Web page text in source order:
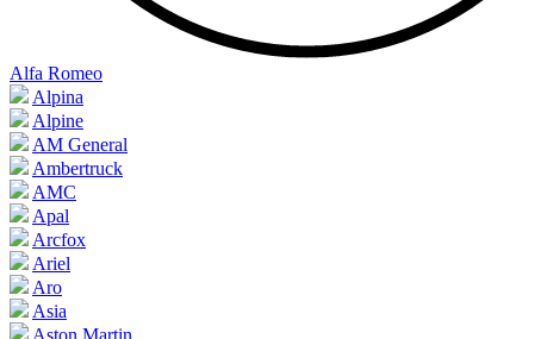
Alfa Romeo
Alpina
Alpine
AM General
Ambertruck
AMC
Apal
Arcfox
Ariel
Aro
Asia
Aston Martin